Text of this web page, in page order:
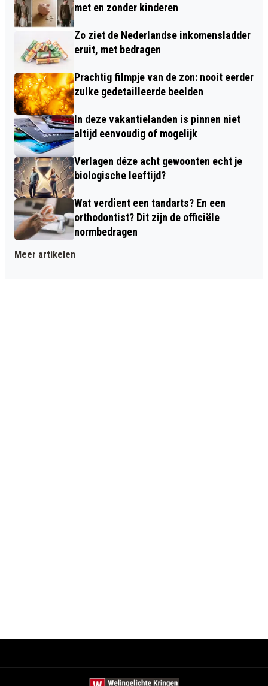
met en zonder kinderen
Zo ziet de Nederlandse inkomensladder
eruit, met bedragen
Prachtig filmpje van de zon: nooit eerder
zulke gedetailleerde beelden
In deze vakantielanden is pinnen niet
altijd eenvoudig of mogelijk
Verlagen déze acht gewoonten echt je
biologische leeftijd?
Wat verdient een tandarts? En een
orthodontist? Dit zijn de officiële
normbedragen
Meer artikelen